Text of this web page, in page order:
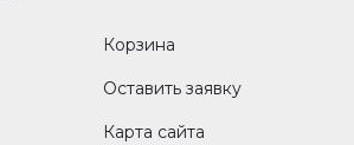
Корзина
Оставить заявку
Карта сайта